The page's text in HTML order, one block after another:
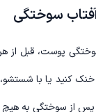
سوختگی
پوست، قبل از
کنید یا با شستشو،
از سوختگی به هیچ